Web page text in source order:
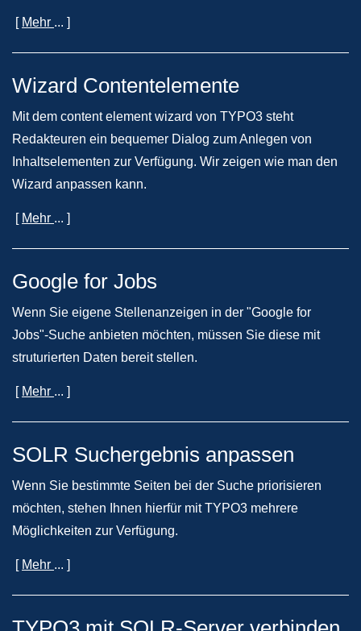
[ Mehr ... ]
Wizard Contentelemente
Mit dem content element wizard von TYPO3 steht
Redakteuren ein bequemer Dialog zum Anlegen von
Inhaltselementen zur Verfügung. Wir zeigen wie man den
Wizard anpassen kann.
[ Mehr ... ]
Google for Jobs
Wenn Sie eigene Stellenanzeigen in der "Google for
Jobs"-Suche anbieten möchten, müssen Sie diese mit
struturierten Daten bereit stellen.
[ Mehr ... ]
SOLR Suchergebnis anpassen
Wenn Sie bestimmte Seiten bei der Suche priorisieren
möchten, stehen Ihnen hierfür mit TYPO3 mehrere
Möglichkeiten zur Verfügung.
[ Mehr ... ]